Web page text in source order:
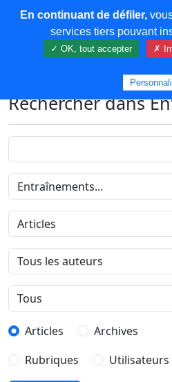
COREMA
Rechercher dans
Articles
Archives
Rubriques
Utilisateurs
En continuant de défiler,
services tiers pouvant
✓ OK, tout accepter ✗